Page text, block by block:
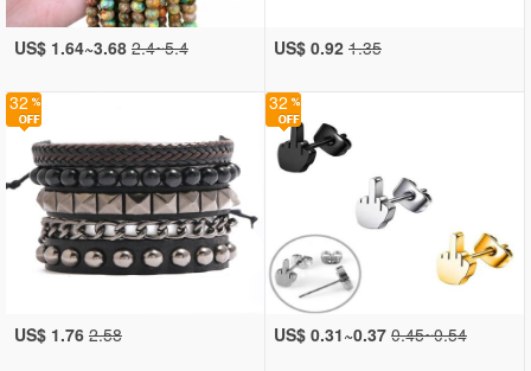
US$ 1.64~3.68 2.4~5.4 US$ 0.92 1.35
32
US$ 1.76 2.58
32
US$ 0.31~0.37 0.45~0.54